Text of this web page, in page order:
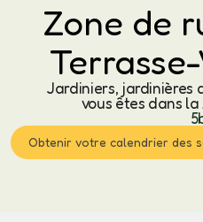
Zone de
Jardiniers, jardinières
vous êtes dans
Obtenir votre calendrier des